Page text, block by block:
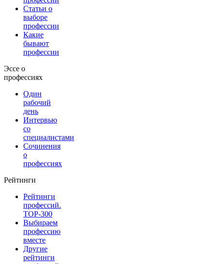
Статьи о
выборе
профессии
Какие
бывают
профессии
Эссе о
профессиях
Один
рабочий
день
Интервью
со
специалистами
Сочинения
о
профессиях
Рейтинги
Рейтинги
профессий.
TOP-300
Выбираем
профессию
вместе
Другие
рейтинги